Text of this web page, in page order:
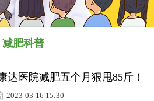
减肥科普
达医院减肥五个月狠甩85斤！
2023-03-16 15:30